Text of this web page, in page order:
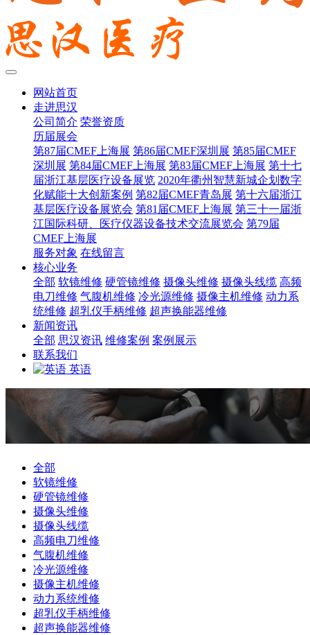
网站首页
走进思汉
公司简介 荣誉资质
历届展会
第87届CMEF上海展 第86届CMEF深圳展 第85届CMEF
深圳展 第84届CMEF上海展 第83届CMEF上海展 第十七
届浙江基层医疗设备展览 2020年衢州智慧新城企划数字
化赋能十大创新案例 第82届CMEF青岛展 第十六届浙江
基层医疗设备展览会 第81届CMEF上海展 第三十一届浙
江国际科研、医疗仪器设备技术交流展览会 第79届
CMEF上海展
服务对象 在线留言
核心业务
全部 软镜维修 硬管镜维修 摄像头维修 摄像头线缆 高频
电刀维修 气腹机维修 冷光源维修 摄像主机维修 动力系
统维修 超乳仪手柄维修 超声换能器维修
新闻资讯
全部 思汉资讯 维修案例 案例展示
联系我们
英语
全部
软镜维修
硬管镜维修
摄像头维修
摄像头线缆
高频电刀维修
气腹机维修
冷光源维修
摄像主机维修
动力系统维修
超乳仪手柄维修
超声换能器维修